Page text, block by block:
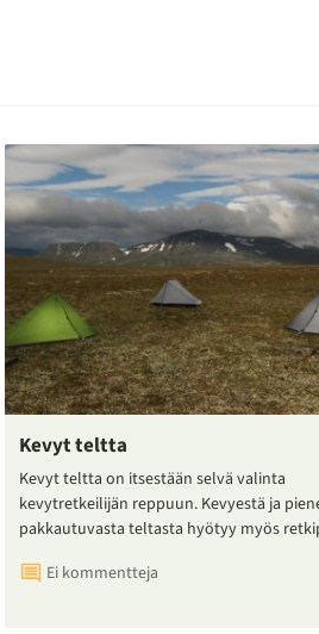
Kevyt teltta
Kevyt teltta on itsestään selvä valinta
kevytretkeilijän reppuun. Kevyestä ja
pakkautuvasta teltasta hyötyy myös
Ei kommentteja